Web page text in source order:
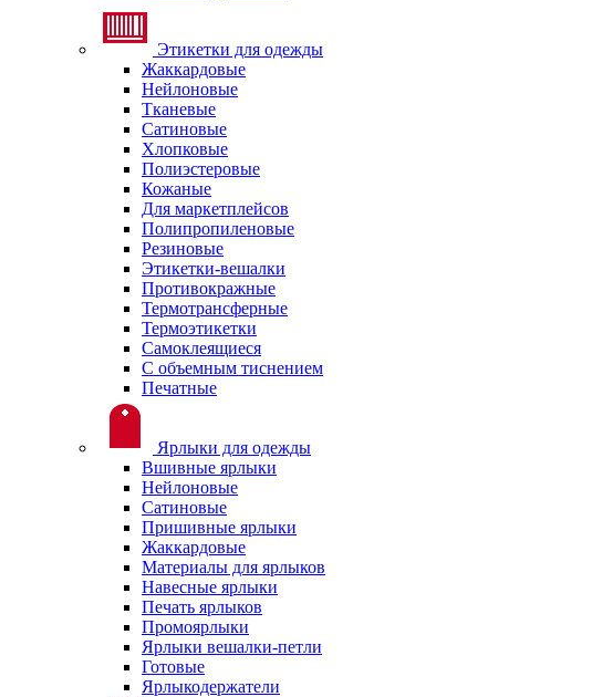
Этикетки для одежды
Жаккардовые
Нейлоновые
Тканевые
Сатиновые
Хлопковые
Полиэстеровые
Кожаные
Для маркетплейсов
Полипропиленовые
Резиновые
Этикетки-вешалки
Противокражные
Термотрансферные
Термоэтикетки
Самоклеящиеся
С объемным тиснением
Печатные
Ярлыки для одежды
Вшивные ярлыки
Нейлоновые
Сатиновые
Пришивные ярлыки
Жаккардовые
Материалы для ярлыков
Навесные ярлыки
Печать ярлыков
Промоярлыки
Ярлыки вешалки-петли
Готовые
Ярлыкодержатели